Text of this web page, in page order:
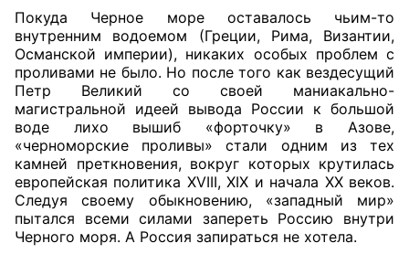
Покуда Черное море оставалось чьим-то
внутренним водоемом (Греции, Рима, Византии,
Османской империи), никаких особых проблем с
проливами не было. Но после того как вездесущий
Петр Великий со своей маниакально-
магистральной идеей вывода России к большой
воде лихо вышиб «форточку» в Азове,
«черноморские проливы» стали одним из тех
камней преткновения, вокруг которых крутилась
европейская политика XVIII, XIX и начала XX веков.
Следуя своему обыкновению, «западный мир»
пытался всеми силами запереть Россию внутри
Черного моря. А Россия запираться не хотела.